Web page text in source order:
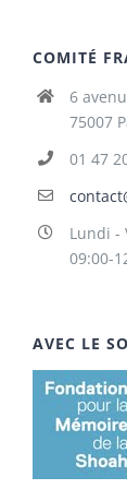
COMITÉ
6
75007
01 47
Lundi -
09:00-
AVEC LE